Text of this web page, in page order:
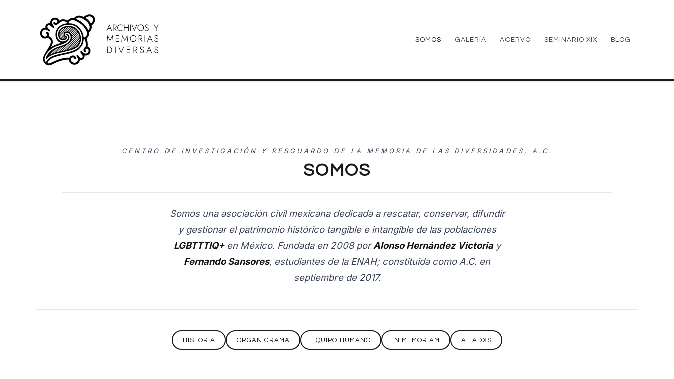
SOMOS GALERÍA ACERVO SEMINARIO XIX BLOG
CENTRO DE INVESTIGACIÓN Y RESGUARDO DE LA MEMORIA DE LAS DIVERSIDADES, A.C.
SOMOS
Somos una asociación civil mexicana dedicada a rescatar, conservar, difundir
y gestionar el patrimonio histórico tangible e intangible de las poblaciones
LGBTTTIQ+en México. Fundada en 2008 porAlonso Hernández Victoriay
Fernando Sansores, estudiantes de la ENAH; constituida como A.C. en
septiembre de 2017.
HISTORIA ORGANIGRAMA EQUIPO HUMANO IN MEMORIAM ALIADXS